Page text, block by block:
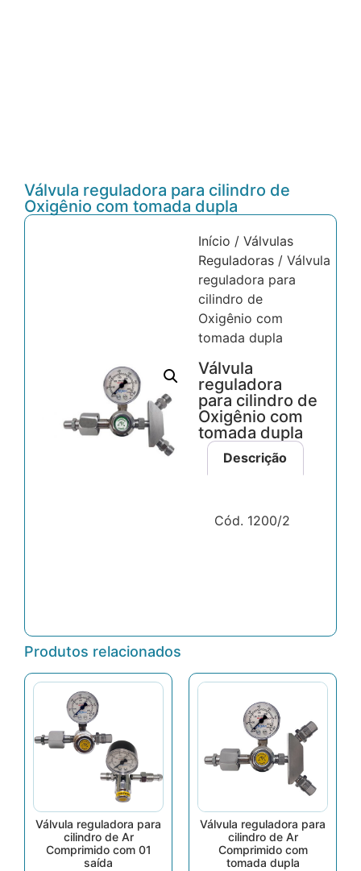
Válvula reguladora para cilindro de
Oxigênio com tomada dupla
Início /Válvulas
Reguladoras / Válvula
reguladora para
cilindro de
Oxigênio com
tomada dupla
Válvula
reguladora
para cilindro de
Oxigênio com
tomada dupla
Descrição
Cód. 1200/2
Produtos relacionados
Válvula reguladora para
cilindro de Ar
Comprimido com 01
saída
Válvula reguladora para
cilindro de Ar
Comprimido com
tomada dupla